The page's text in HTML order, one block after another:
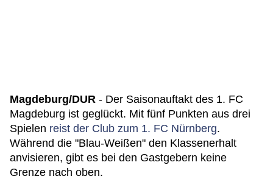
Magdeburg/DUR - Der Saisonauftakt des 1. FC
Magdeburg ist geglückt. Mit fünf Punkten aus drei
Spielen reist der Club zum 1. FC Nürnberg.
Während die "Blau-Weißen" den Klassenerhalt
anvisieren, gibt es bei den Gastgebern keine
Grenze nach oben.